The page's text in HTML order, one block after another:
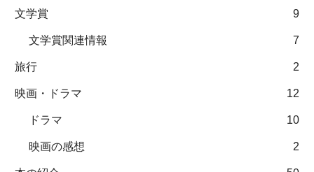
文学賞 9
文学賞関連情報 7
旅行 2
映画・ドラマ 12
ドラマ 10
映画の感想 2